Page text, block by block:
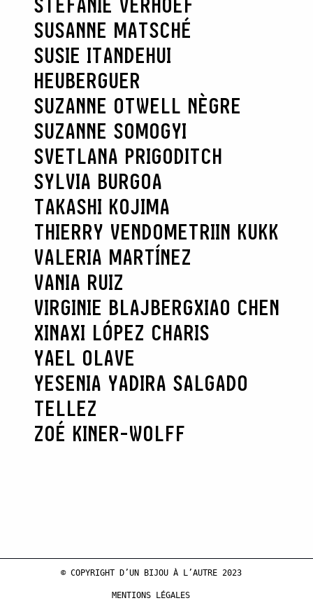
SUSANNE MATSCHÉ
SUSIE ITANDEHUI
HEUBERGUER
SUZANNE OTWELL NÈGRE
SUZANNE SOMOGYI
SVETLANA PRIGODITCH
SYLVIA BURGOA
TAKASHI KOJIMA
THIERRY VENDOMETRIIN KUKK
VALERIA MARTÍNEZ
VANIA RUIZ
VIRGINIE BLAJBERGXIAO CHEN
XINAXI LÓPEZ CHARIS
YAEL OLAVE
YESENIA YADIRA SALGADO
TELLEZ
ZOÉ KINER-WOLFF
© COPYRIGHT D’UN BIJOU À L’AUTRE 2023
MENTIONS LÉGALES